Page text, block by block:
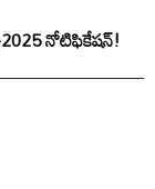
నోటిఫికేషన్!